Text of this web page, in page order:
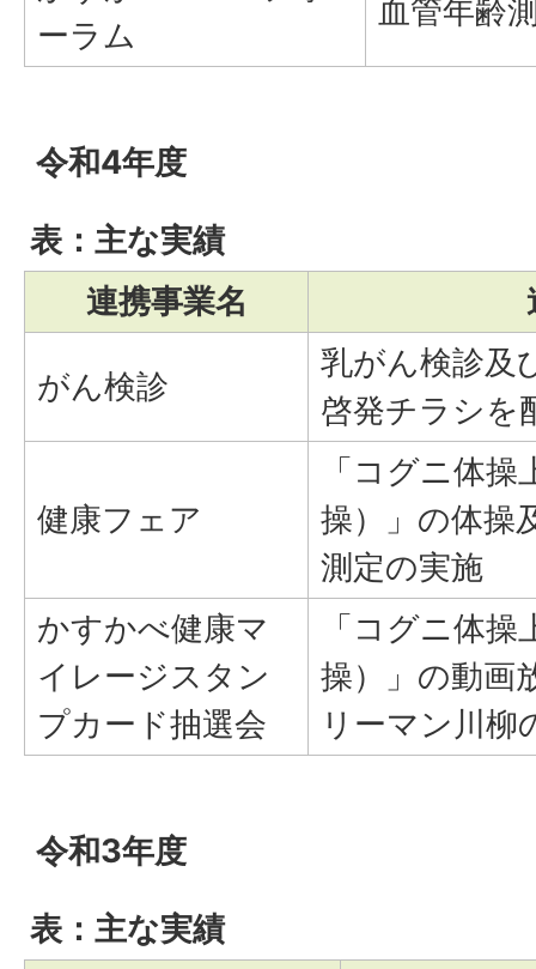
ーラム
血管年齢
令和4年度
表：主な実績
連携事業名
がん検診
乳がん検診及
啓発チラシを
健康フェア
「コグニ体
操）」の体操
測定の実施
かすかべ健康マ
イレージスタン
プカード抽選会
「コグニ体
操）」の動画
リーマン川柳
令和3年度
表：主な実績